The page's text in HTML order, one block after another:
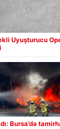
Uyuşturucu
Bursa’da